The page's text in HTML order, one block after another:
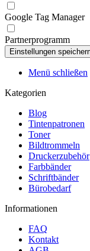
Google Tag Manager
Partnerprogramm
Menü schließen
Kategorien
Blog
Tintenpatronen
Toner
Bildtrommeln
Druckerzubehör
Farbbänder
Schriftbänder
Bürobedarf
Informationen
FAQ
Kontakt